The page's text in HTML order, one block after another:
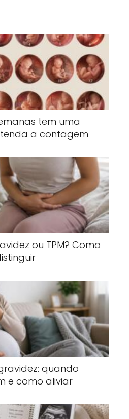
tem uma
a contagem
ou TPM? Como
quando
e como aliviar